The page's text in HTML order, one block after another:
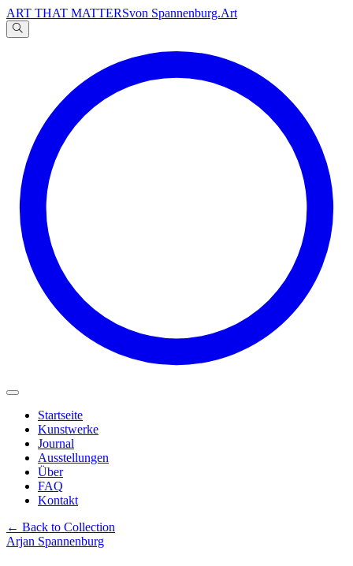
ART THAT MATTERSvon Spannenburg.Art
文
Startseite
Kunstwerke
Journal
Ausstellungen
Über
FAQ
Kontakt
← Back to Collection
Arjan Spannenburg